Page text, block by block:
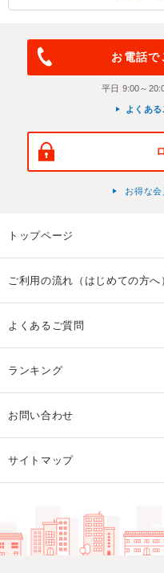
お電話で
平日 9:00～
よくある
お得な
トップページ
ご利用の流れ（はじめての方へ
よくあるご質問
ランキング
お問い合わせ
サイトマップ